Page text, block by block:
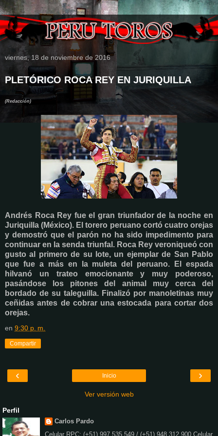
viernes, 18 de noviembre de 2016
PLETÓRICO ROCA REY EN JURIQUILLA
(Redacción)
Andrés Roca Rey fue el gran triunfador de la noche en
Juriquilla (México). El torero peruano cortó cuatro orejas
y demostró que el parón no ha sido impedimento para
continuar en la senda triunfal. Roca Rey veroniqueó con
gusto al primero de su lote, un ejemplar de San Pablo
que fue a más en la muleta del peruano. El espada
hilvanó un trateo emocionante y muy poderoso,
pasándose los pitones del animal muy cerca del
bordado de su taleguilla. Finalizó por manoletinas muy
ceñidas antes de cobrar una estocada para cortar dos
orejas.
en 9:30 p. m.
Compartir
‹ ›
Inicio
Ver versión web
Perfil
Carlos Pardo
Celular RPC: (+51) 997 535 549 / (+51) 948 312 900 Celular